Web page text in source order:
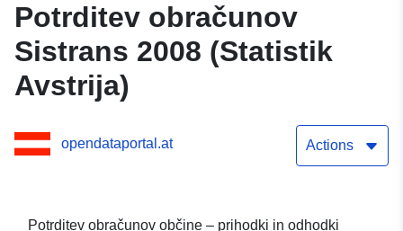
Potrditev obračunov
Sistrans 2008 (Statistik
Avstrija)
opendataportal.at Actions
Potrditev obračunov občine – prihodki in odhodki